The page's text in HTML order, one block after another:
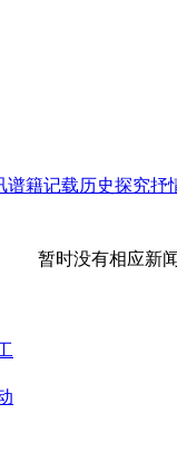
谱籍记载历史探究抒
暂时没有相应新